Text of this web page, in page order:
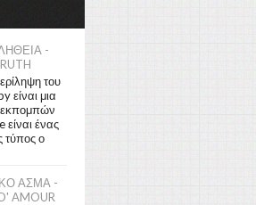
-
του
είναι μια
ένας
τύπος ο
ΑΣΜΑ -
AMOUR